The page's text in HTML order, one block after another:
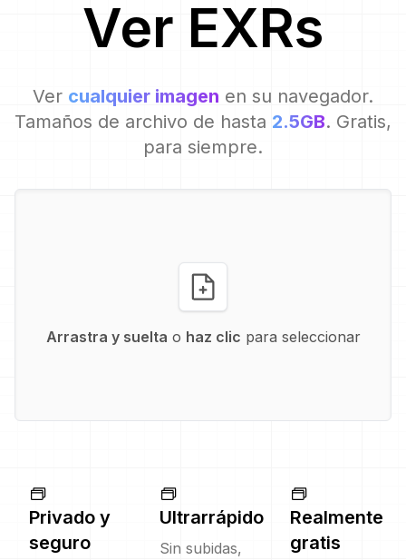
Ver EXRs
Ver cualquier imagen en su navegador.
Tamaños de archivo de hasta 2.5GB. Gratis,
para siempre.
Arrastra y suelta o haz clic para seleccionar
Privado y
seguro
Ultrarrápido
Sin subidas,
Realmente
gratis